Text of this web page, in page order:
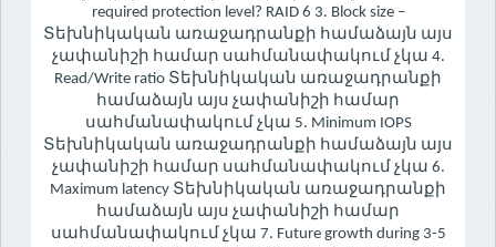
required protection level? RAID 6 3. Block size –
Տեխնիկական առաջադրանքի համաձայն այս
չափանիշի համար սահմանափակում չկա 4.
Read/Write ratio Տեխնիկական առաջադրանքի
համաձայն այս չափանիշի համար
սահմանափակում չկա 5. Minimum IOPS
Տեխնիկական առաջադրանքի համաձայն այս
չափանիշի համար սահմանափակում չկա 6.
Maximum latency Տեխնիկական առաջադրանքի
համաձայն այս չափանիշի համար
սահմանափակում չկա 7. Future growth during 3-5